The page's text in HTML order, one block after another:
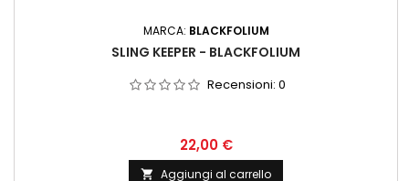
MARCA: BLACKFOLIUM
SLING KEEPER - BLACKFOLIUM
Recensioni: 0
22,00 €
 Aggiungi al carrello